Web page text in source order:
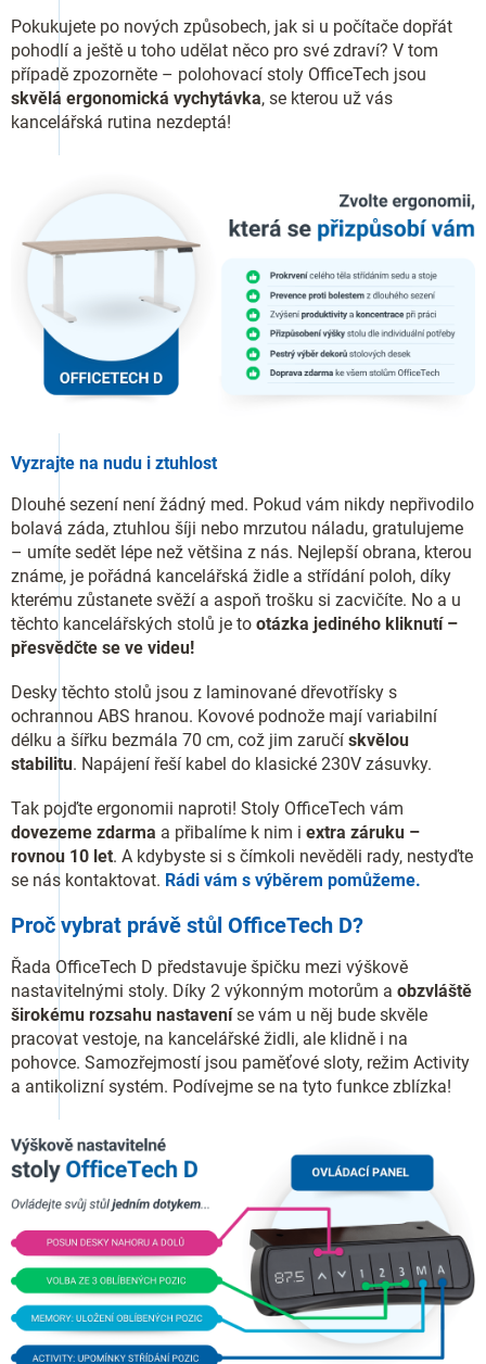
Pokukujete po nových způsobech, jak si u počítače dopřát
pohodlí a ještě u toho udělat něco pro své zdraví? V tom
případě zpozorněte – polohovací stoly OfficeTech jsou
skvělá ergonomická vychytávka, se kterou už vás
kancelářská rutina nezdeptá!
Vyzrajte na nudu i ztuhlost
Dlouhé sezení není žádný med. Pokud vám nikdy nepřivodilo
bolavá záda, ztuhlou šíji nebo mrzutou náladu, gratulujeme
– umíte sedět lépe než většina z nás. Nejlepší obrana, kterou
známe, je pořádná kancelářská židle a střídání poloh, díky
kterému zůstanete svěží a aspoň trošku si zacvičíte. No a u
těchto kancelářských stolů je to otázka jediného kliknutí –
přesvědčte se ve videu!
Desky těchto stolů jsou z laminované dřevotřísky s
ochrannou ABS hranou. Kovové podnože mají variabilní
délku a šířku bezmála 70 cm, což jim zaručí skvělou
stabilitu. Napájení řeší kabel do klasické 230V zásuvky.
Tak pojďte ergonomii naproti! Stoly OfficeTech vám
dovezeme zdarma a přibalíme k nim i extra záruku –
rovnou 10 let. A kdybyste si s čímkoli nevěděli rady, nestyďte
se nás kontaktovat. Rádi vám s výběrem pomůžeme.
Proč vybrat právě stůl OfficeTech D?
Řada OfficeTech D představuje špičku mezi výškově
nastavitelnými stoly. Díky 2 výkonným motorům a obzvláště
širokému rozsahu nastaveníse vám u něj bude skvěle
pracovat vestoje, na kancelářské židli, ale klidně i na
pohovce. Samozřejmostí jsou paměťové sloty, režim Activity
a antikolizní systém. Podívejme se na tyto funkce zblízka!